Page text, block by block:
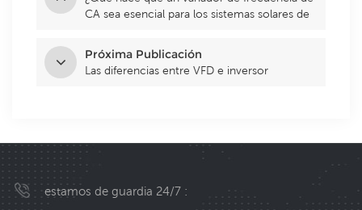
CA sea esencial para los sistemas solares de
Próxima Publicación
Las diferencias entre VFD e inversor
estamos de guardia 24/7 :